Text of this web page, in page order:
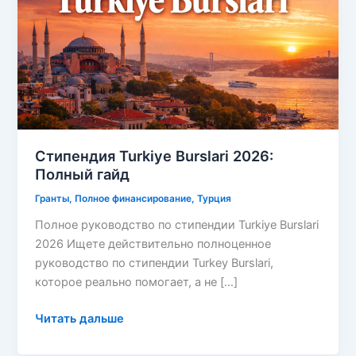
Стипендия Turkiye Burslari 2026:
Полный гайд
Гранты, Полное финансирование,Турция
Полное руководство по стипендии Turkiye Burslari
2026 Ищете действительно полноценное
руководство по стипендии Turkey Burslari,
которое реально помогает, а не […]
гайд
Читать дальше